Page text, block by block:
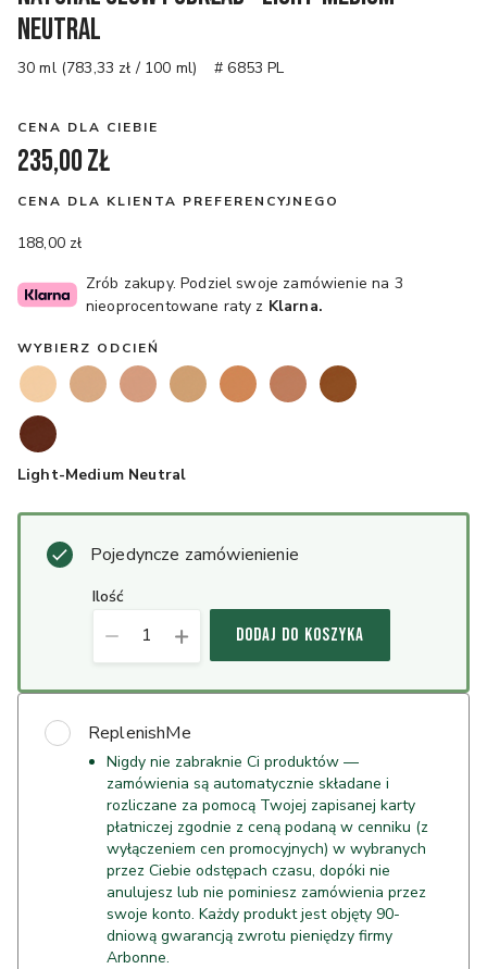
Neutral
30 ml (783,33 zł / 100 ml) # 6853 PL
CENA DLA CIEBIE
235,00 zł
CENA DLA KLIENTA PREFERENCYJNEGO
188,00 zł
Zrób zakupy. Podziel swoje zamówienie na 3
nieoprocentowane raty z Klarna.
WYBIERZ ODCIEŃ
Light-Medium Neutral
Pojedyncze zamówienienie
ilość
1 DODAJ DO KOSZYKA
ReplenishMe
Nigdy nie zabraknie Ci produktów —
zamówienia są automatycznie składane i
rozliczane za pomocą Twojej zapisanej karty
płatniczej zgodnie z ceną podaną w cenniku (z
wyłączeniem cen promocyjnych) w wybranych
przez Ciebie odstępach czasu, dopóki nie
anulujesz lub nie pominiesz zamówienia przez
swoje konto. Każdy produkt jest objęty 90-
dniową gwarancją zwrotu pieniędzy firmy
Arbonne.